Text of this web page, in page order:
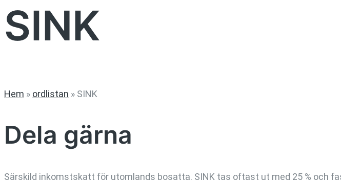
SINK
Hem » ordlistan » SINK
Dela gärna
Särskild inkomstskatt för utomlands bosatta. SINK tas oftast ut med 25 % och